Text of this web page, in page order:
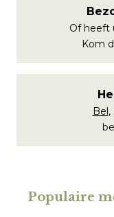
Of heeft
Kom
Bel,
Populaire